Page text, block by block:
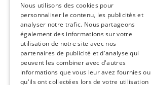
Nous utilisons des cookies pour
personnaliser le contenu, les publicités et
analyser notre trafic. Nous partageons
également des informations sur votre
utilisation de notre site avec nos
partenaires de publicité et d'analyse qui
peuvent les combiner avec d'autres
informations que vous leur avez fournies ou
qu'ils ont collectées lors de votre utilisation